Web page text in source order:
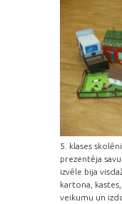
5. klases
prezentēja
izvēle bija
kartona,
veikumu un